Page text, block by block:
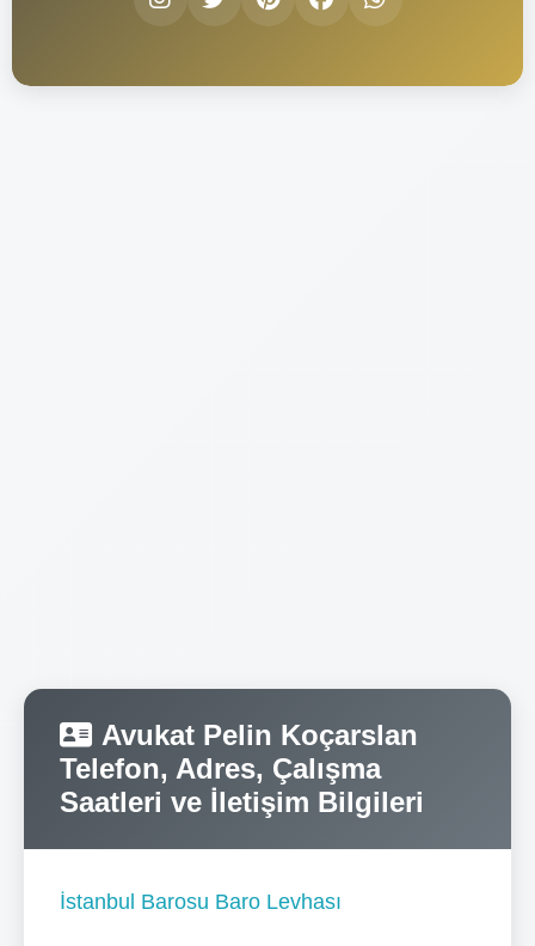
Avukat Pelin Koçarslan
Telefon, Adres, Çalışma
Saatleri ve İletişim Bilgileri
İstanbul Barosu Baro Levhası